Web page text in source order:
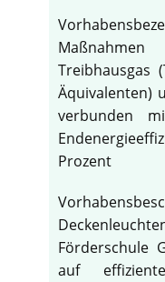
Treibhausgas
Äquivalenten)
verbunden
Prozent
Förderschule
auf